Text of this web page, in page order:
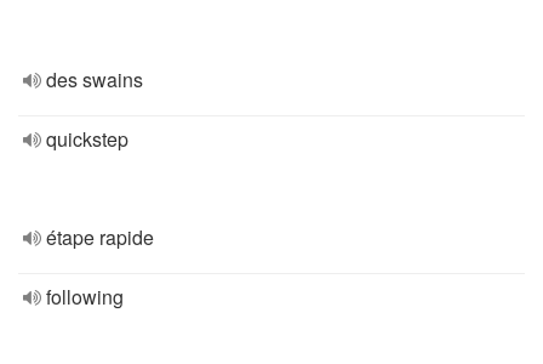
des swains
quickstep
étape rapide
following